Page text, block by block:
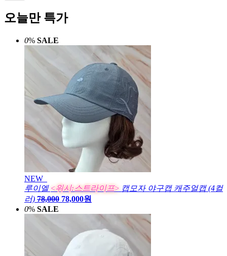
오늘만 특가
0% SALE
NEW
루이엘 <위시:스트라이프> 캡모자 야구캡 캐주얼캡 (4컬
러) 78,000 78,000원
0% SALE